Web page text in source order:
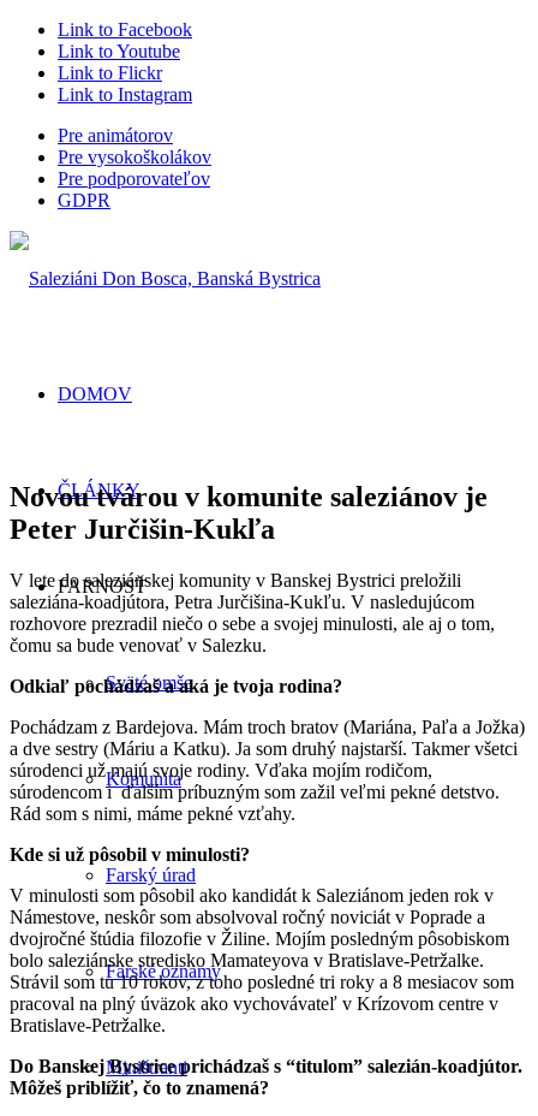
Link to Facebook
Link to Youtube
Link to Flickr
Link to Instagram
Pre animátorov
Pre vysokoškolákov
Pre podporovateľov
GDPR
DOMOV
ČLÁNKY
FARNOSŤ
Sväté omše
Komunita
Farský úrad
Farské oznamy
Miništranti
Novou tvárou v komunite saleziánov je
Peter Jurčišin-Kukľa
V lete do saleziánskej komunity v Banskej Bystrici preložili
saleziána-koadjútora, Petra Jurčišina-Kukľu. V nasledujúcom
rozhovore prezradil niečo o sebe a svojej minulosti, ale aj o tom,
čomu sa bude venovať v Salezku.
Odkiaľ pochádzaš a aká je tvoja rodina?
Pochádzam z Bardejova. Mám troch bratov (Mariána, Paľa a Jožka)
a dve sestry (Máriu a Katku). Ja som druhý najstarší. Takmer všetci
súrodenci už majú svoje rodiny. Vďaka mojím rodičom,
súrodencom i ďalším príbuzným som zažil veľmi pekné detstvo.
Rád som s nimi, máme pekné vzťahy.
Kde si už pôsobil v minulosti?
V minulosti som pôsobil ako kandidát k Saleziánom jeden rok v
Námestove, neskôr som absolvoval ročný noviciát v Poprade a
dvojročné štúdia filozofie v Žiline. Mojím posledným pôsobiskom
bolo saleziánske stredisko Mamateyova v Bratislave-Petržalke.
Strávil som tu 10 rokov, z toho posledné tri roky a 8 mesiacov som
pracoval na plný úväzok ako vychovávateľ v Krízovom centre v
Bratislave-Petržalke.
Do Banskej Bystrice prichádzaš s “titulom” salezián-koadjútor.
Môžeš priblížiť, čo to znamená?